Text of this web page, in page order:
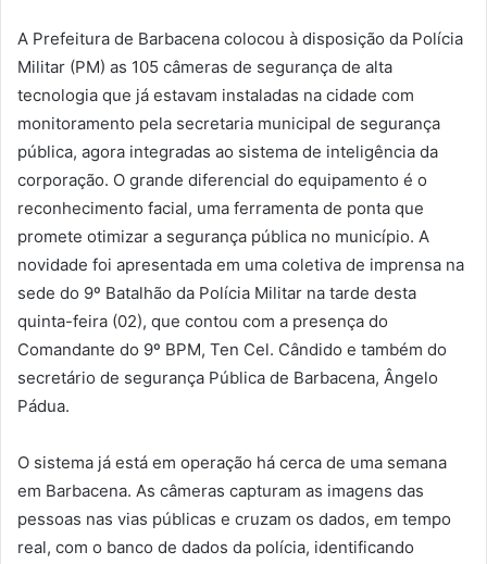
A Prefeitura de Barbacena colocou à disposição da Polícia
Militar (PM) as 105 câmeras de segurança de alta
tecnologia que já estavam instaladas na cidade com
monitoramento pela secretaria municipal de segurança
pública, agora integradas ao sistema de inteligência da
corporação. O grande diferencial do equipamento é o
reconhecimento facial, uma ferramenta de ponta que
promete otimizar a segurança pública no município. A
novidade foi apresentada em uma coletiva de imprensa na
sede do 9º Batalhão da Polícia Militar na tarde desta
quinta-feira (02), que contou com a presença do
Comandante do 9º BPM, Ten Cel. Cândido e também do
secretário de segurança Pública de Barbacena, Ângelo
Pádua.
O sistema já está em operação há cerca de uma semana
em Barbacena. As câmeras capturam as imagens das
pessoas nas vias públicas e cruzam os dados, em tempo
real, com o banco de dados da polícia, identificando